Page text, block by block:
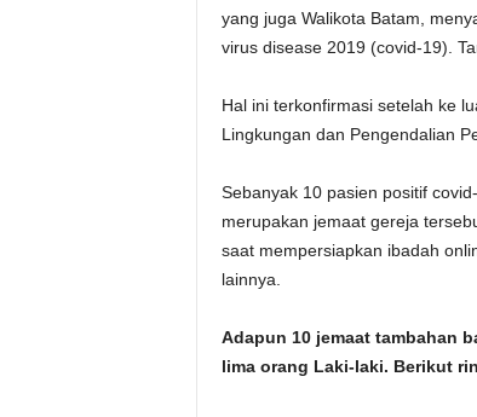
yang juga Walikota Batam,
virus disease 2019 (covid-19).
Hal ini terkonfirmasi setelah ke
Lingkungan dan Pengendalian
Sebanyak 10 pasien positif
merupakan jemaat gereja
saat mempersiapkan ibadah
lainnya.
Adapun 10 jemaat tambahan
lima orang Laki-laki. Berikut